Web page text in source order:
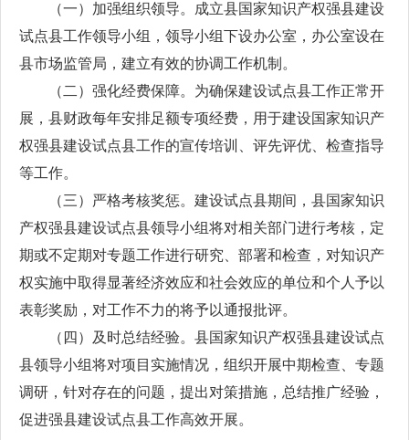
（一）加强组织领导。成立县国家知识产权强县建设
试点县工作领导小组，领导小组下设办公室，办公室设在
县市场监管局，建立有效的协调工作机制。
（二）强化经费保障。为确保建设试点县工作正常开
展，县财政每年安排足额专项经费，用于建设国家知识产
权强县建设试点县工作的宣传培训、评先评优、检查指导
等工作。
（三）严格考核奖惩。建设试点县期间，县国家知识
产权强县建设试点县领导小组将对相关部门进行考核，定
期或不定期对专题工作进行研究、部署和检查，对知识产
权实施中取得显著经济效应和社会效应的单位和个人予以
表彰奖励，对工作不力的将予以通报批评。
（四）及时总结经验。县国家知识产权强县建设试点
县领导小组将对项目实施情况，组织开展中期检查、专题
调研，针对存在的问题，提出对策措施，总结推广经验，
促进强县建设试点县工作高效开展。